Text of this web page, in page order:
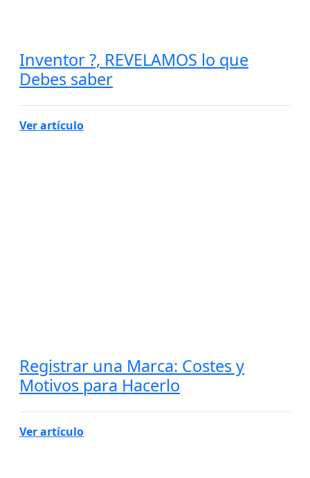
Inventor ?, REVELAMOS lo que
Debes saber
Ver artículo
Registrar una Marca: Costes y
Motivos para Hacerlo
Ver artículo